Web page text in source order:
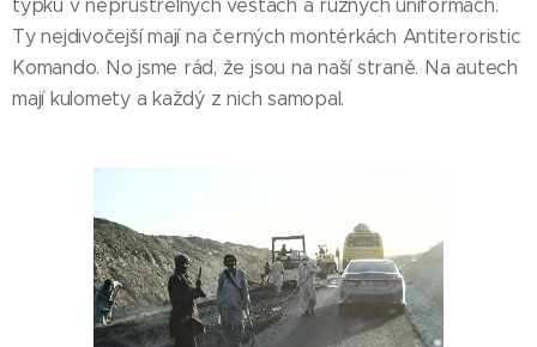
týpků v neprůstřelných vestách a různých uniformách.
Ty nejdivočejší mají na černých montérkách Antiteroristic
Komando. No jsme rád, že jsou na naší straně. Na autech
mají kulomety a každý z nich samopal.